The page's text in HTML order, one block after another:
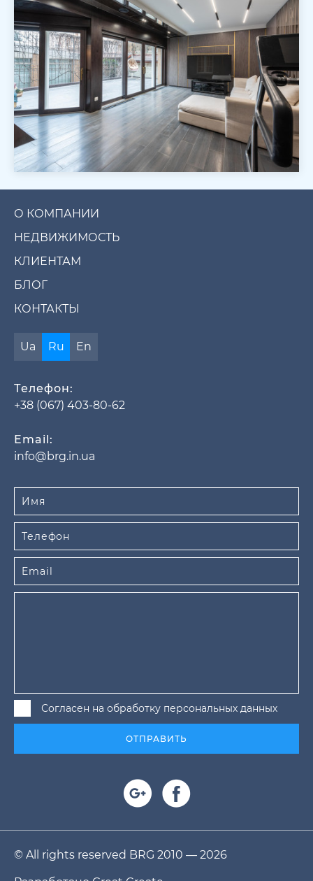
О КОМПАНИИ
НЕДВИЖИМОСТЬ
КЛИЕНТАМ
БЛОГ
КОНТАКТЫ
Ua Ru En
Телефон:
+38 (067) 403-80-62
Email:
info@brg.in.ua
Согласен на обработку персональных данных
ОТПРАВИТЬ
© All rights reserved BRG 2010 — 2026